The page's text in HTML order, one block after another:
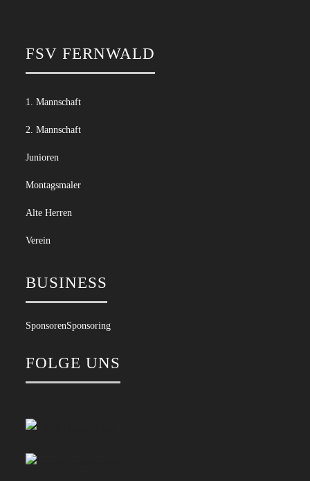
FSV FERNWALD
1. Mannschaft
2. Mannschaft
Junioren
Montagsmaler
Alte Herren
Verein
BUSINESS
SponsorenSponsoring
FOLGE UNS